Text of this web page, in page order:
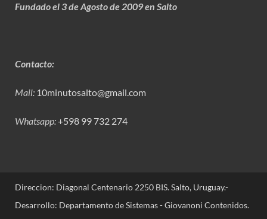
Fundado el 3 de Agosto de 2009 en Salto
Contacto:
Mail: 10minutosalto@gmail.com
Whatsapp:+598 99 732 274
Direccion: Diagonal Centenario 2250 BIS. Salto, Uruguay.-
Desarrollo: Departamento de Sistemas - Giovanoni Contenidos.